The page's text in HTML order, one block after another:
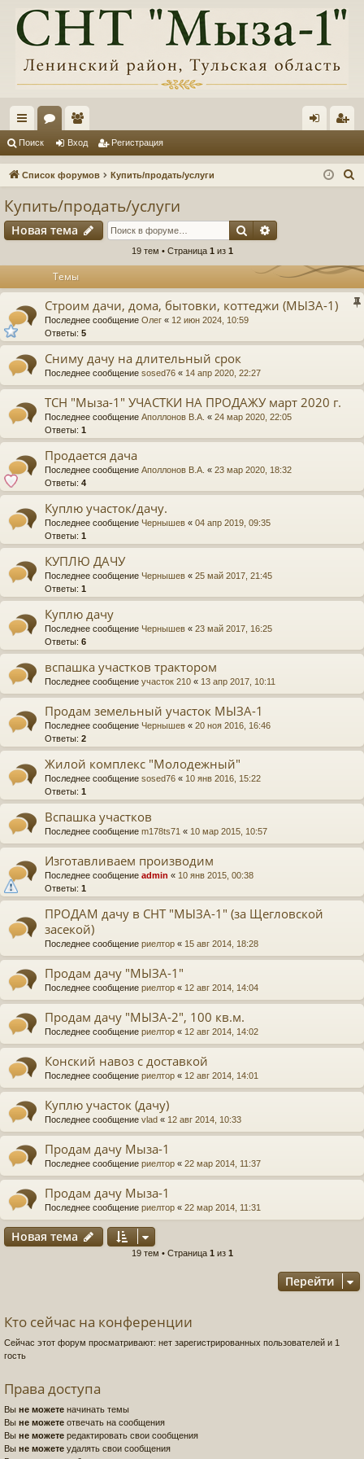
с
ы
и
ум
ол
ьз
ат
ел
и
д ис
Поиск Вход Регистрация
Список форумов Купить/продать/услуги
Купить/продать/услуги
Новая тема Поиск
19 тем • Страница 1 из 1
Темы
Строим дачи, дома, бытовки, коттеджи (МЫЗА-1)
Последнее сообщение Олег « 12 июн 2024, 10:59
Ответы: 5
Сниму дачу на длительный срок
Последнее сообщение sosed76 « 14 апр 2020, 22:27
ТСН "Мыза-1" УЧАСТКИ НА ПРОДАЖУ март 2020 г.
Последнее сообщение Аполлонов В.А. « 24 мар 2020, 22:05
Ответы: 1
Продается дача
Последнее сообщение Аполлонов В.А. « 23 мар 2020, 18:32
Ответы: 4
Куплю участок/дачу.
Последнее сообщение Чернышев « 04 апр 2019, 09:35
Ответы: 1
КУПЛЮ ДАЧУ
Последнее сообщение Чернышев « 25 май 2017, 21:45
Ответы: 1
Куплю дачу
Последнее сообщение Чернышев « 23 май 2017, 16:25
Ответы: 6
вспашка участков трактором
Последнее сообщение участок 210 « 13 апр 2017, 10:11
Продам земельный участок МЫЗА-1
Последнее сообщение Чернышев « 20 ноя 2016, 16:46
Ответы: 2
Жилой комплекс "Молодежный"
Последнее сообщение sosed76 « 10 янв 2016, 15:22
Ответы: 1
Вспашка участков
Последнее сообщение m178ts71 « 10 мар 2015, 10:57
Изготавливаем производим
Последнее сообщение admin « 10 янв 2015, 00:38
Ответы: 1
ПРОДАМ дачу в СНТ "МЫЗА-1" (за Щегловской
засекой)
Последнее сообщение риелтор « 15 авг 2014, 18:28
Продам дачу "МЫЗА-1"
Последнее сообщение риелтор « 12 авг 2014, 14:04
Продам дачу "МЫЗА-2", 100 кв.м.
Последнее сообщение риелтор « 12 авг 2014, 14:02
Конский навоз с доставкой
Последнее сообщение риелтор « 12 авг 2014, 14:01
Куплю участок (дачу)
Последнее сообщение vlad « 12 авг 2014, 10:33
Продам дачу Мыза-1
Последнее сообщение риелтор « 22 мар 2014, 11:37
Продам дачу Мыза-1
Последнее сообщение риелтор « 22 мар 2014, 11:31
Новая тема
19 тем • Страница 1 из 1
Перейти
Кто сейчас на конференции
Сейчас этот форум просматривают: нет зарегистрированных пользователей и 1
гость
Права доступа
Вы не можете начинать темы
Вы не можете отвечать на сообщения
Вы не можете редактировать свои сообщения
Вы не можете удалять свои сообщения